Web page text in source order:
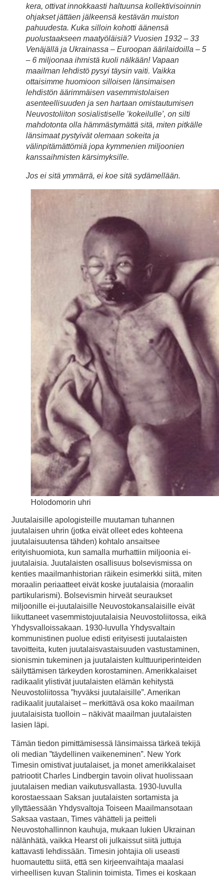
kera, ottivat innokkaasti haltuunsa kollektivisoinnin
ohjakset jättäen jälkeensä kestävän muiston
pahuudesta. Kuka silloin kohotti äänensä
puolustaakseen maatyöläisiä? Vuosien 1932 – 33
Venäjällä ja Ukrainassa – Euroopan äärilaidoilla – 5
– 6 miljoonaa ihmistä kuoli nälkään! Vapaan
maailman lehdistö pysyi täysin vaiti. Vaikka
ottaisimme huomioon silloisen länsimaisen
lehdistön äärimmäisen vasemmistolaisen
asenteellisuuden ja sen hartaan omistautumisen
Neuvostoliiton sosialistiselle ’kokeilulle’, on silti
mahdotonta olla hämmästymättä sitä, miten pitkälle
länsimaat pystyivät olemaan sokeita ja
välinpitämättömiä jopa kymmenien miljoonien
kanssaihmisten kärsimyksille.
Jos ei sitä ymmärrä, ei koe sitä sydämellään.
Holodomorin uhri
Juutalaisille apologisteille muutaman tuhannen
juutalaisen uhrin (jotka eivät olleet edes kohteena
juutalaisuutensa tähden) kohtalo ansaitsee
erityishuomiota, kun samalla murhattiin miljoonia ei-
juutalaisia. Juutalaisten osallisuus bolsevismissa on
kenties maailmanhistorian räikein esimerkki siitä, miten
moraalin periaatteet eivät koske juutalaisia (moraalin
partikularismi). Bolsevismin hirveät seuraukset
miljoonille ei-juutalaisille Neuvostokansalaisille eivät
liikuttaneet vasemmistojuutalaisia Neuvostoliitossa, eikä
Yhdysvalloissakaan. 1930-luvulla Yhdysvaltain
kommunistinen puolue edisti erityisesti juutalaisten
tavoitteita, kuten juutalaisvastaisuuden vastustaminen,
sionismin tukeminen ja juutalaisten kulttuuriperinteiden
säilyttämisen tärkeyden korostaminen. Amerikkalaiset
radikaalit ylistivät juutalaisten elämän kehitystä
Neuvostoliitossa ”hyväksi juutalaisille”. Amerikan
radikaalit juutalaiset – merkittävä osa koko maailman
juutalaisista tuolloin – näkivät maailman juutalaisten
lasien läpi.
Tämän tiedon pimittämisessä länsimaissa tärkeä tekijä
oli median ”täydellinen vaikeneminen”. New York
Timesin omistivat juutalaiset, ja monet amerikkalaiset
patriootit Charles Lindbergin tavoin olivat huolissaan
juutalaisen median vaikutusvallasta. 1930-luvulla
korostaessaan Saksan juutalaisten sortamista ja
yllyttäessään Yhdysvaltoja Toiseen Maailmansotaan
Saksaa vastaan, Times vähätteli ja peitteli
Neuvostohallinnon kauhuja, mukaan lukien Ukrainan
nälänhätä, vaikka Hearst oli julkaissut siitä juttuja
kattavasti lehdissään. Timesin johtajia oli useasti
huomautettu siitä, että sen kirjeenvaihtaja maalasi
virheellisen kuvan Stalinin toimista. Times ei koskaan